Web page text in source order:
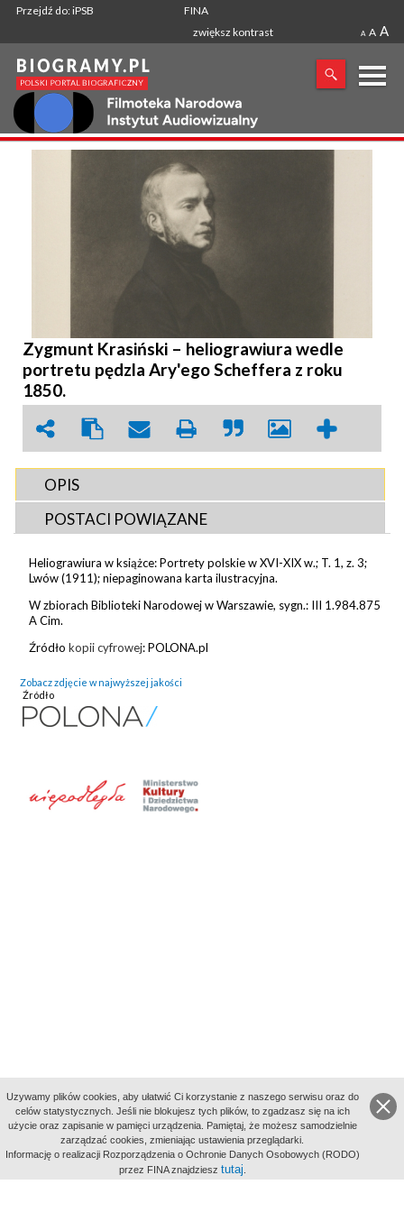
Przejdź do: iPSB
FINA
zwiększ kontrast
A A A
X
SZUKANA FRAZA
Zygmunt Krasiński – heliograwiura wedle
portretu pędzla Ary'ego Scheffera z roku
1850.
OPIS
POSTACI POWIĄZANE
Heliograwiura w książce: Portrety polskie w XVI-XIX w.; T. 1, z. 3;
Lwów (1911); niepaginowana karta ilustracyjna.
W zbiorach Biblioteki Narodowej w Warszawie, sygn.: III 1.984.875
A Cim.
Źródłokopii cyfrowej: POLONA.pl
Zobacz zdjęcie w najwyższej jakości
Źródło
aktywności
Uzywamy plików cookies, aby ułatwić Ci korzystanie z naszego serwisu oraz do
celów statystycznych. Jeśli nie blokujesz tych plików, to zgadzasz się na ich
użycie oraz zapisanie w pamięci urządzenia. Pamiętaj, że możesz samodzielnie
zarządzać cookies, zmieniając ustawienia przeglądarki.
Informację o realizacji Rozporządzenia o Ochronie Danych Osobowych (RODO)
przez FINA znajdziesz tutaj